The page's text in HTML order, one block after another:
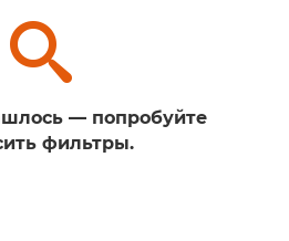
— попробуйте
фильтры.